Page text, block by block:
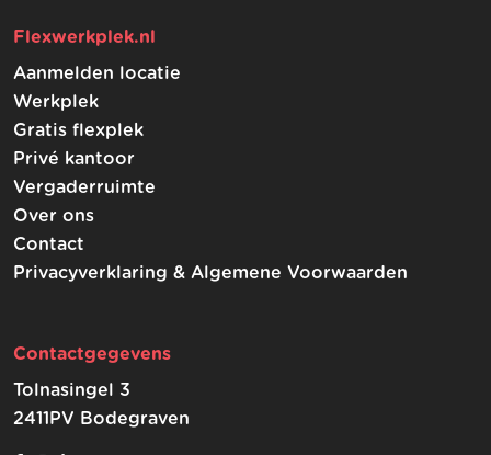
Flexwerkplek.nl
Aanmelden locatie
Werkplek
Gratis flexplek
Privé kantoor
Vergaderruimte
Over ons
Contact
Privacyverklaring & Algemene Voorwaarden
Contactgegevens
Tolnasingel 3
2411PV Bodegraven